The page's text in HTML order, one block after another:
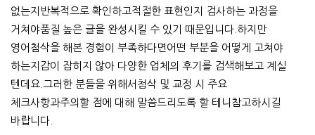
없는지반복적으로 확인하고적절한 표현인지 검사하는 과정을
거쳐야품질 높은 글을 완성시킬 수 있기 때문입니다.하지만
영어첨삭을 해본 경험이 부족하다면어떤 부분을 어떻게 고쳐야
하는지감이 잡히지 않아 다양한 업체의 후기를 검색해보고 계실
텐데요.그러한 분들을 위해서첨삭 및 교정 시 주요
체크사항과주의할 점에 대해 말씀드리도록 할 테니참고하시길
바랍니다.